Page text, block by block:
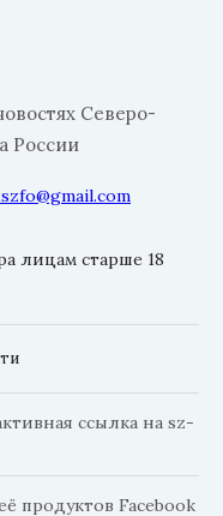
Северо-
России
лицам старше 18
ссылка на sz-
продуктов Facebook